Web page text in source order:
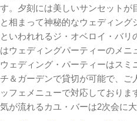
す。夕刻には美しいサンセットが
と相まって神秘的なウェディン
といわれれるジ・オベロイ・バ
はウェディングパーティーのメニ
ウェディング・パーティーはスミ
チ＆ガーデンで貸切が可能で、ご
ッフェメニューで対応しており
気が流れるカユ・バーは2次会に